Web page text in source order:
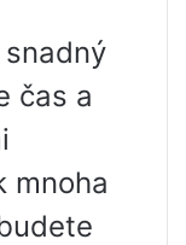
čas a
mnoha